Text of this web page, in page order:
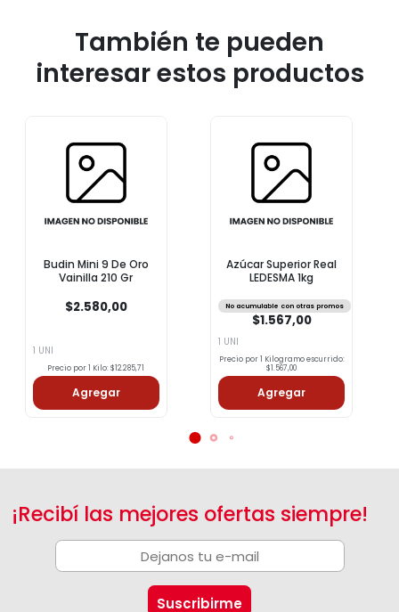
También te pueden
interesar estos productos
Budin Mini 9 De Oro
Vainilla 210 Gr
$2.580,00
1 UNI
Precio por 1 Kilo: $12.285,71
Agregar
Azúcar Superior Real
LEDESMA 1kg
No acumulable con otras promos
$1.567,00
1 UNI
Precio por 1 Kilogramo escurrido:
$1.567,00
Agregar
¡Recibí las mejores ofertas siempre!